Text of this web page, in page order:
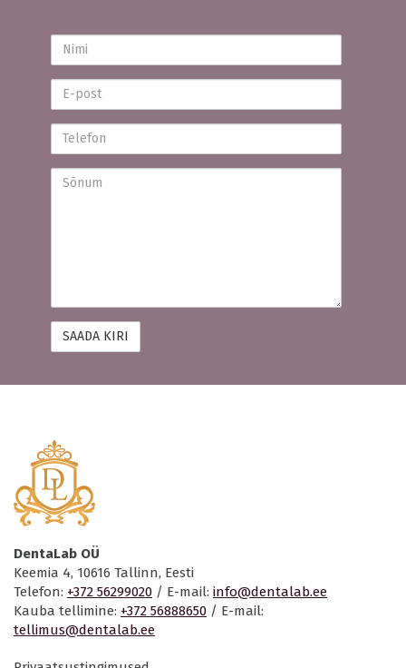
Nimi
post
Telefon
Sõnum
DentaLab OÜ
Keemia 4, 10616 Tallinn, Eesti
Telefon: +372 56299020 / E-mail: info@dentalab.ee
Kauba tellimine: +372 56888650 / E-mail:
tellimus@dentalab.ee